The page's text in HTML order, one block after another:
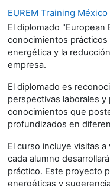
EUREM Training México
El diplomado "European
conocimientos
energética y la
empresa.
El diplomado es
perspectivas laborales
conocimientos que
profundizados en
El curso incluye visitas
cada alumno
práctico. Este proyecto
energéticas y